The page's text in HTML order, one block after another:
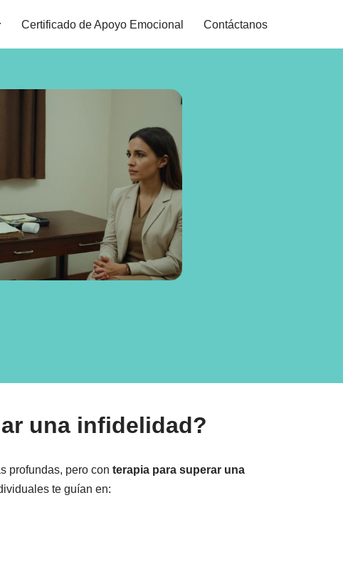
Certificado de Apoyo Emocional Contáctanos
una infidelidad?
profundas, pero con terapia para superar una
te guían en: